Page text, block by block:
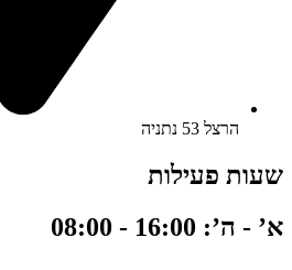
הרצל 53 נתניה
שעות פעילות
א’ - ה’: 16:00 - 08:00